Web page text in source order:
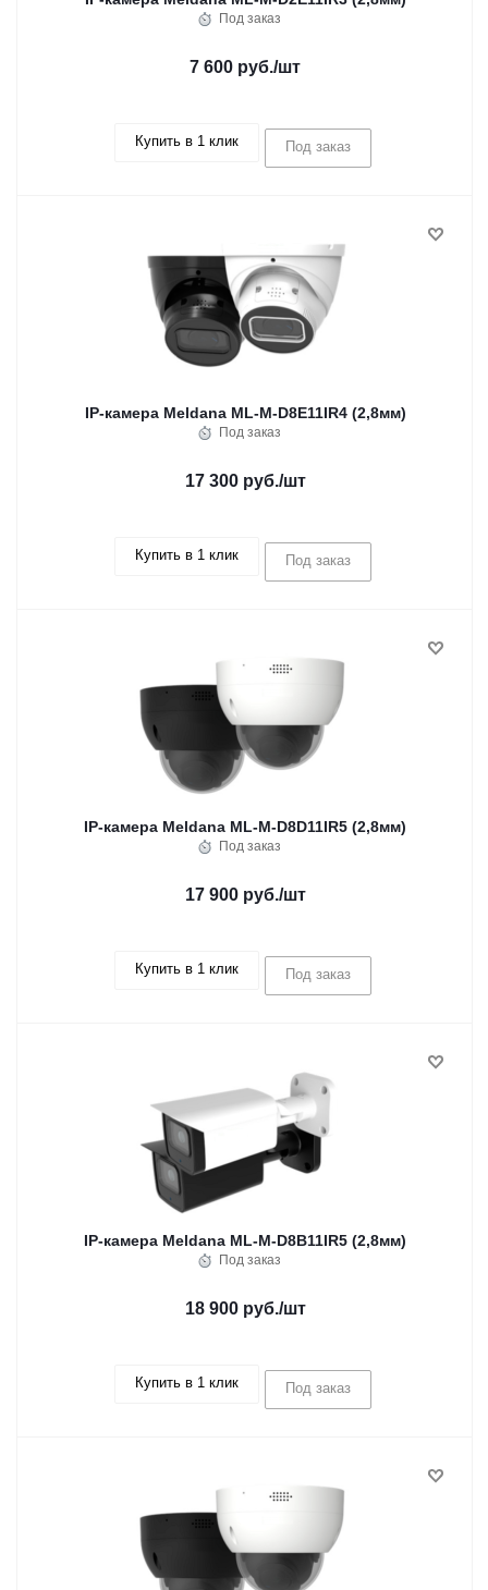
Под заказ
7 600 руб./шт
Купить в 1 клик Под заказ
IP-камера Meldana ML-M-D8E11IR4 (2,8мм)
Под заказ
17 300 руб./шт
Купить в 1 клик Под заказ
IP-камера Meldana ML-M-D8D11IR5 (2,8мм)
Под заказ
17 900 руб./шт
Купить в 1 клик Под заказ
IP-камера Meldana ML-M-D8B11IR5 (2,8мм)
Под заказ
18 900 руб./шт
Купить в 1 клик Под заказ